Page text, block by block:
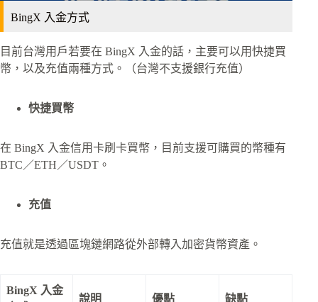
BingX 入金方式
目前台灣用戶若要在 BingX 入金的話，主要可以用快捷買
幣，以及充值兩種方式。（台灣不支援銀行充值）
快捷買幣
在 BingX 入金信用卡刷卡買幣，目前支援可購買的幣種有
BTC／ETH／USDT。
充值
充值就是透過區塊鏈網路從外部轉入加密貨幣資產。
BingX 入金
說明 優點 缺點